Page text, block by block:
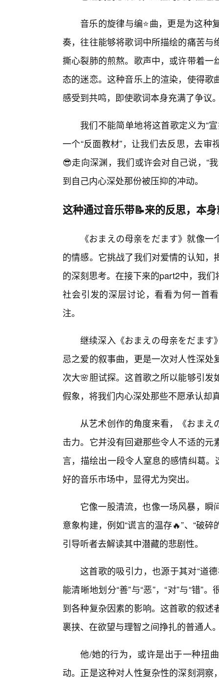
音乐的旋律与编⭐曲，更是为这
奏，往往能够将歌词中所描绘的痛苦
撕心裂肺的煎熬。歌声中，或许带着
态的迷恋。这种音乐上的渲染，使得
感受到共鸣，即使歌词本身充满了争议
我们不能简单地将这首歌定义为“
一个“反面教材”，让我们去反思，去
😎走向深渊，我们或许会对自己说，“
到自己内心深处那份被压抑的冲动。
这种通过音乐带📝来的反思，本
《おまえの母亲をだます》就像
的情感。它挑战了我们对爱情的认知
的深刻思考。在接下来的part2中，我
社会引发的深层讨论，看看为何一首
注。
继续深入《おまえの母亲をだます
忌之爱的叙事曲，更是一次对人性深
次大🌸胆试探。这首歌之所以能够引
假象，将我们内心深处那些不愿承认却
从艺术创作的角度来看，《おま
击力。它并没有回避那些令人不适的
言，描绘出一段令人窒息的感情纠葛
好的音乐市场中，显得尤为突出。
它像一股清流，也像一场风暴，
意象构建，例如“谎言的温存🔥”、“破
引导听者去解读其中潜藏的悲剧性。
这首歌的吸引力，也源于其对“道
能清晰地划分“善”与“恶”，“对”与“错”
到各种复杂因素的影响。这首歌的叙
裹挟、在欲望与理智之间挣扎的普通人
他/她的行为，或许是出于一种扭
动。正是这种对人性复杂性的深刻洞